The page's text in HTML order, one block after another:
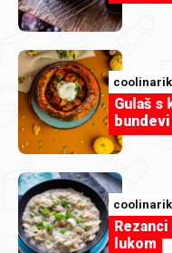
Gulaš s
bundevi
lukom